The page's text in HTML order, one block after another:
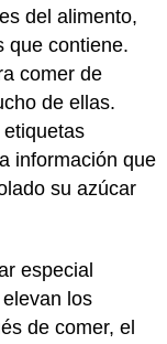
del alimento,
que contiene.
comer de
de ellas.
información que
su azúcar
especial
los
de comer, el